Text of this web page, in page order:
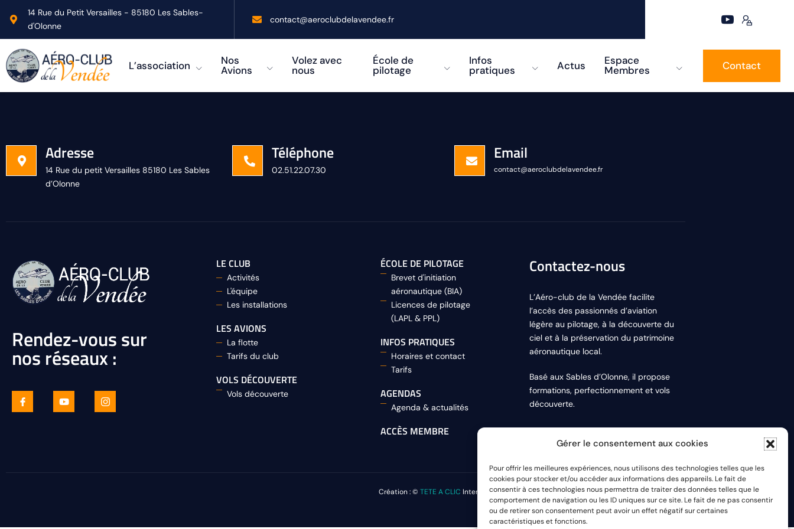
Gérer le consentement aux cookies
Pour offrir les meilleures expériences, nous utilisons des technologies telles que les
cookies pour stocker et/ou accéder aux informations des appareils. Le fait de
consentir à ces technologies nous permettra de traiter des données telles que le
comportement de navigation ou les ID uniques sur ce site. Le fait de ne pas consentir
ou de retirer son consentement peut avoir un effet négatif sur certaines
caractéristiques et fonctions.
14 Rue du Petit Versailles - 85180 Les Sables-
d'Olonne
contact@aeroclubdelavendee.fr
L’association Nos
Avions
Volez avec
nous
École de
pilotage
Infos
pratiques Actus Espace
Membres Contact
Adresse
14 Rue du petit Versailles 85180 Les Sables
d’Olonne
Téléphone
02.51.22.07.30
Email
contact@aeroclubdelavendee.fr
Rendez-vous sur
nos réseaux :
LE CLUB
Activités
L'équipe
Les installations
LES AVIONS
La flotte
Tarifs du club
VOLS DÉCOUVERTE
Vols découverte
ÉCOLE DE PILOTAGE
Brevet d'initiation
aéronautique (BIA)
Licences de pilotage
(LAPL & PPL)
INFOS PRATIQUES
Horaires et contact
Tarifs
AGENDAS
Agenda & actualités
ACCÈS MEMBRE
Contactez-nous
L’Aéro-club de la Vendée facilite
l’accès des passionnés d’aviation
légère au pilotage, à la découverte du
ciel et à la préservation du patrimoine
aéronautique local.
Basé aux Sables d’Olonne, il propose
formations, perfectionnement et vols
découverte.
Création : © TETE A CLIC International Multimédia – Tous droits réservés –Mentions Légales